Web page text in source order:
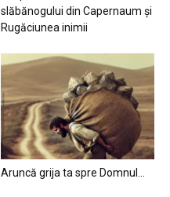
slăbănogului din Capernaum și
Rugăciunea inimii
Aruncă grija ta spre Domnul…